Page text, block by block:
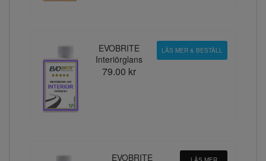
EVOBRITE
Interiörglans
79.00 kr
LÄS MER & BESTÄLL
EVOBRITE